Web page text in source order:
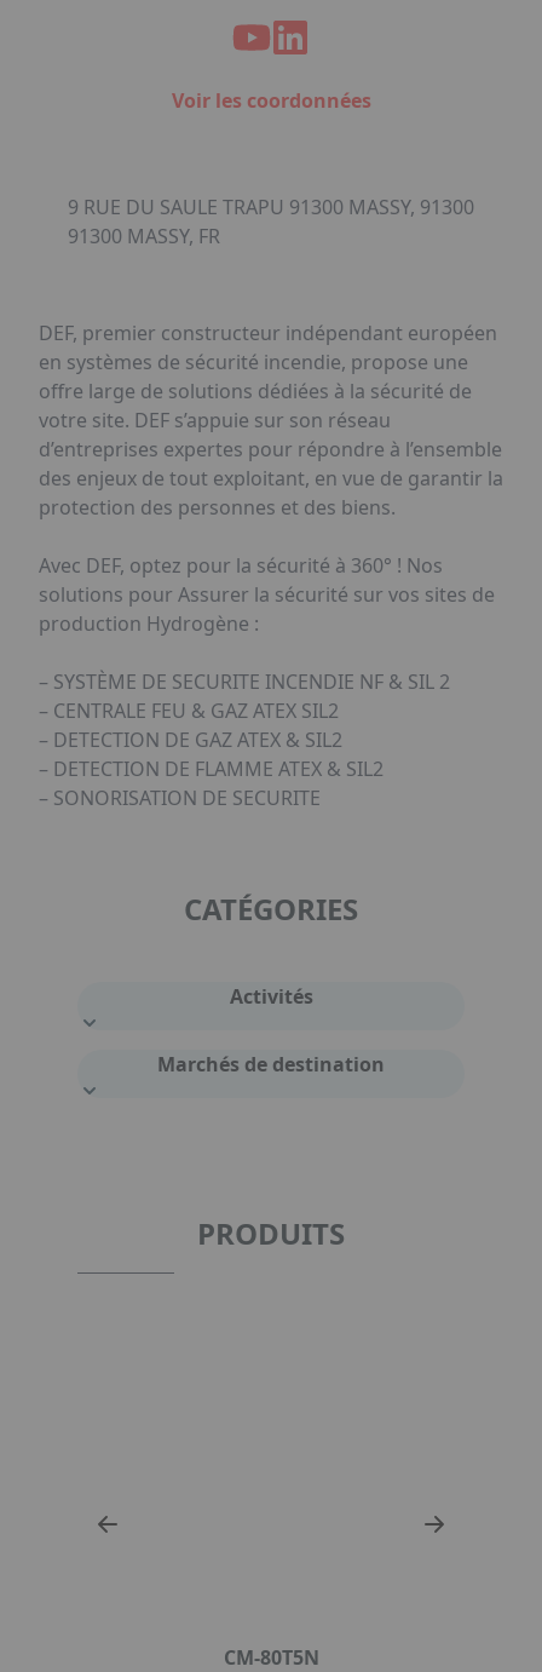
Voir les coordonnées
9 RUE DU SAULE TRAPU 91300 MASSY, 91300
91300 MASSY, FR
DEF, premier constructeur indépendant européen
en systèmes de sécurité incendie, propose une
offre large de solutions dédiées à la sécurité de
votre site. DEF s’appuie sur son réseau
d’entreprises expertes pour répondre à l’ensemble
des enjeux de tout exploitant, en vue de garantir la
protection des personnes et des biens.
Avec DEF, optez pour la sécurité à 360° ! Nos
solutions pour Assurer la sécurité sur vos sites de
production Hydrogène :
– SYSTÈME DE SECURITE INCENDIE NF & SIL 2
– CENTRALE FEU & GAZ ATEX SIL2
– DETECTION DE GAZ ATEX & SIL2
– DETECTION DE FLAMME ATEX & SIL2
– SONORISATION DE SECURITE
CATÉGORIES
Activités
Marchés de destination
PRODUITS
CM-80T5N